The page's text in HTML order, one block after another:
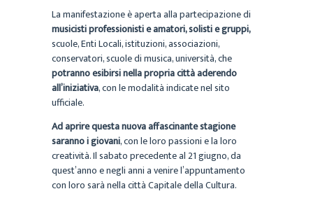
La manifestazione è aperta alla partecipazione di
musicisti professionisti e amatori, solisti e gruppi,
scuole, Enti Locali, istituzioni, associazioni,
conservatori, scuole di musica, università, che
potranno esibirsi nella propria città aderendo
all’iniziativa, con le modalità indicate nel sito
ufficiale.
Ad aprire questa nuova affascinante stagione
saranno i giovani, con le loro passioni e la loro
creatività. Il sabato precedente al 21 giugno, da
quest’anno e negli anni a venire l’appuntamento
con loro sarà nella città Capitale della Cultura.